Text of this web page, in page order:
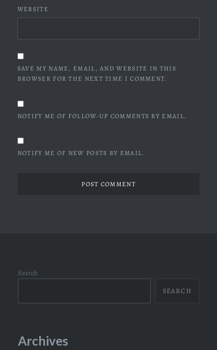
WEBSITE
SAVE MY NAME, EMAIL, AND WEBSITE IN THIS
BROWSER FOR THE NEXT TIME I COMMENT.
NOTIFY ME OF FOLLOW-UP COMMENTS BY EMAIL.
NOTIFY ME OF NEW POSTS BY EMAIL.
Search
SEARCH
Archives